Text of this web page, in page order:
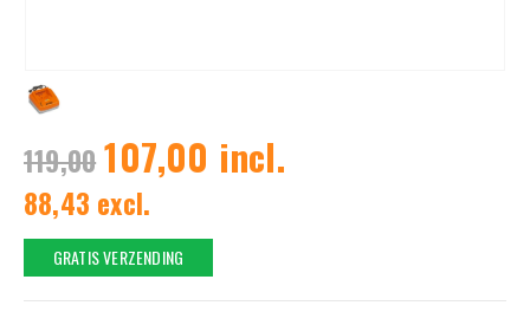
119,00 107,00 incl.
88,43 excl.
GRATIS VERZENDING